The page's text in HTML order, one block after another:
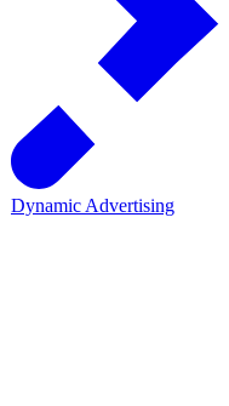
Dynamic Advertising